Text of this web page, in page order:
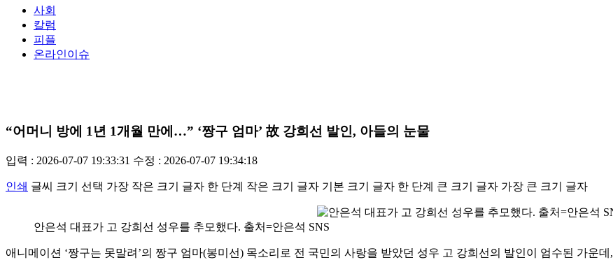
사회
칼럼
피플
온라인이슈
“어머니 방에 1년 1개월 만에…” ‘짱구 엄마’ 故 강희선 발인, 아들의 눈물
입력 : 2026-07-07 19:33:31 수정 : 2026-07-07 19:34:18
인쇄 글씨 크기 선택 가장 작은 크기 글자 한 단계 작은 크기 글자 기본 크기 글자 한 단계 큰 크기 글자 가장 큰 크기 글자
안은석 대표가 고 강희선 성우를 추모했다. 출처=안은석 SNS
애니메이션 ‘짱구는 못말려’의 짱구 엄마(봉미선) 목소리로 전 국민의 사랑을 받았던 성우 고 강희선의 발인이 엄수된 가운